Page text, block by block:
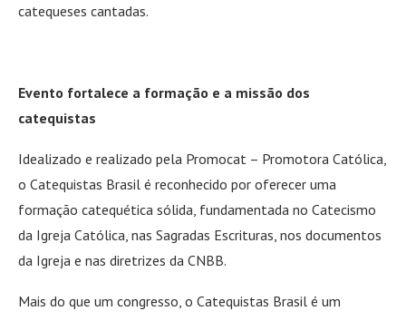
catequeses cantadas.
Evento fortalece a formação e a missão dos
catequistas
Idealizado e realizado pela Promocat – Promotora Católica,
o Catequistas Brasil é reconhecido por oferecer uma
formação catequética sólida, fundamentada no Catecismo
da Igreja Católica, nas Sagradas Escrituras, nos documentos
da Igreja e nas diretrizes da CNBB.
Mais do que um congresso, o Catequistas Brasil é um